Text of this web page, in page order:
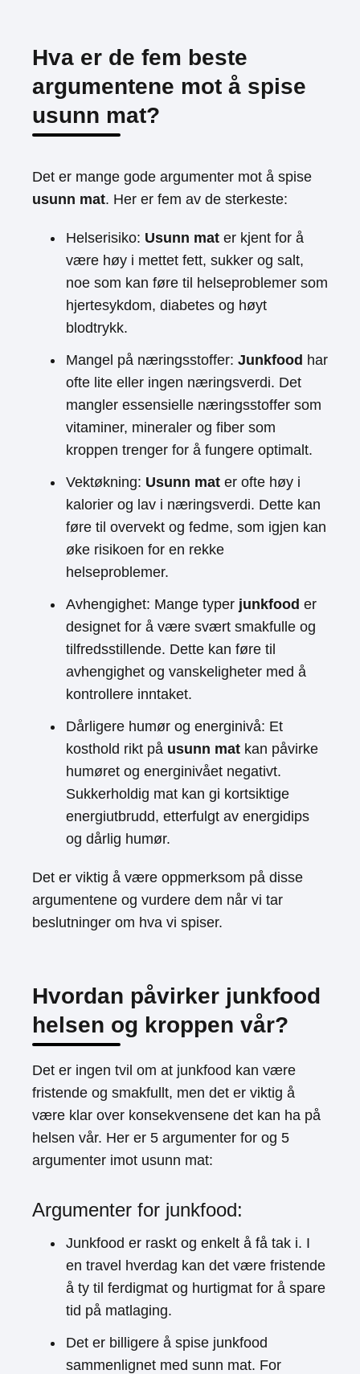
Hva er de fem beste
argumentene mot å spise
usunn mat?
Det er mange gode argumenter mot å spise
usunn mat. Her er fem av de sterkeste:
Helserisiko: Usunn mat er kjent for å
være høy i mettet fett, sukker og salt,
noe som kan føre til helseproblemer som
hjertesykdom, diabetes og høyt
blodtrykk.
Mangel på næringsstoffer: Junkfood har
ofte lite eller ingen næringsverdi. Det
mangler essensielle næringsstoffer som
vitaminer, mineraler og fiber som
kroppen trenger for å fungere optimalt.
Vektøkning: Usunn mat er ofte høy i
kalorier og lav i næringsverdi. Dette kan
føre til overvekt og fedme, som igjen kan
øke risikoen for en rekke
helseproblemer.
Avhengighet: Mange typer junkfood er
designet for å være svært smakfulle og
tilfredsstillende. Dette kan føre til
avhengighet og vanskeligheter med å
kontrollere inntaket.
Dårligere humør og energinivå: Et
kosthold rikt på usunn mat kan påvirke
humøret og energinivået negativt.
Sukkerholdig mat kan gi kortsiktige
energiutbrudd, etterfulgt av energidips
og dårlig humør.
Det er viktig å være oppmerksom på disse
argumentene og vurdere dem når vi tar
beslutninger om hva vi spiser.
Hvordan påvirker junkfood
helsen og kroppen vår?
Det er ingen tvil om at junkfood kan være
fristende og smakfullt, men det er viktig å
være klar over konsekvensene det kan ha på
helsen vår. Her er 5 argumenter for og 5
argumenter imot usunn mat:
Argumenter for junkfood:
Junkfood er raskt og enkelt å få tak i. I
en travel hverdag kan det være fristende
å ty til ferdigmat og hurtigmat for å spare
tid på matlaging.
Det er billigere å spise junkfood
sammenlignet med sunn mat. For